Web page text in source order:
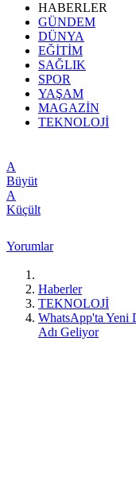
HABERLER
GÜNDEM
DÜNYA
EĞİTİM
SAĞLIK
SPOR
YAŞAM
MAGAZİN
TEKNOLOJİ
A
Büyüt
A
Küçült
Yorumlar
Haberler
TEKNOLOJİ
WhatsApp'ta Yeni
Adı Geliyor